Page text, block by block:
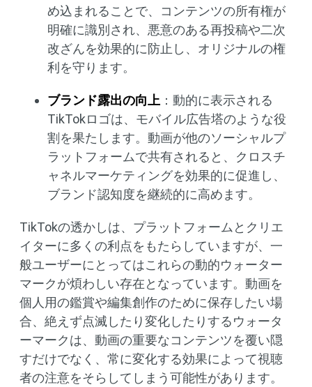
め込まれることで、コンテンツの所有権が
明確に識別され、悪意のある再投稿や二次
改ざんを効果的に防止し、オリジナルの権
利を守ります。
ブランド露出の向上 ：動的に表示される
TikTokロゴは、モバイル広告塔のような役
割を果たします。動画が他のソーシャルプ
ラットフォームで共有されると、クロスチ
ャネルマーケティングを効果的に促進し、
ブランド認知度を継続的に高めます。
TikTokの透かしは、プラットフォームとクリエ
イターに多くの利点をもたらしていますが、一
般ユーザーにとってはこれらの動的ウォーター
マークが煩わしい存在となっています。動画を
個人用の鑑賞や編集創作のために保存したい場
合、絶えず点滅したり変化したりするウォータ
ーマークは、動画の重要なコンテンツを覆い隠
すだけでなく、常に変化する効果によって視聴
者の注意をそらしてしまう可能性があります。